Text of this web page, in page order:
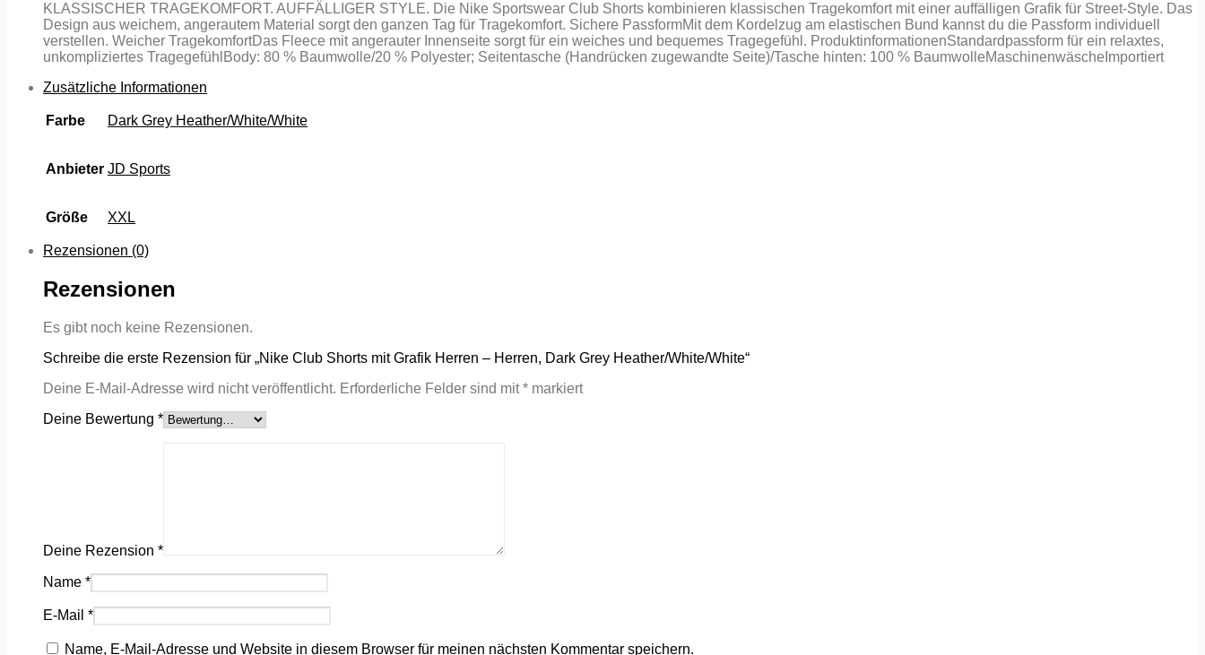
KLASSISCHER TRAGEKOMFORT. AUFFÄLLIGER STYLE. Die Nike Sportswear Club Shorts kombinieren klassischen Tragekomfort mit einer auffälligen Grafik für Street-Style. Das
Design aus weichem, angerautem Material sorgt den ganzen Tag für Tragekomfort. Sichere PassformMit dem Kordelzug am elastischen Bund kannst du die Passform individuell
verstellen. Weicher TragekomfortDas Fleece mit angerauter Innenseite sorgt für ein weiches und bequemes Tragegefühl. ProduktinformationenStandardpassform für ein relaxtes,
unkompliziertes TragegefühlBody: 80 % Baumwolle/20 % Polyester; Seitentasche (Handrücken zugewandte Seite)/Tasche hinten: 100 % BaumwolleMaschinenwäscheImportiert
Zusätzliche Informationen
Farbe Dark Grey Heather/White/White
Anbieter JD Sports
Größe XXL
Rezensionen (0)
Rezensionen
Es gibt noch keine Rezensionen.
Schreibe die erste Rezension für „Nike Club Shorts mit Grafik Herren – Herren, Dark Grey Heather/White/White“
Deine E-Mail-Adresse wird nicht veröffentlicht. Erforderliche Felder sind mit* markiert
Deine Bewertung *
Deine Rezension *
Name *
E-Mail *
Name, E-Mail-Adresse und Website in diesem Browser für meinen nächsten Kommentar speichern.